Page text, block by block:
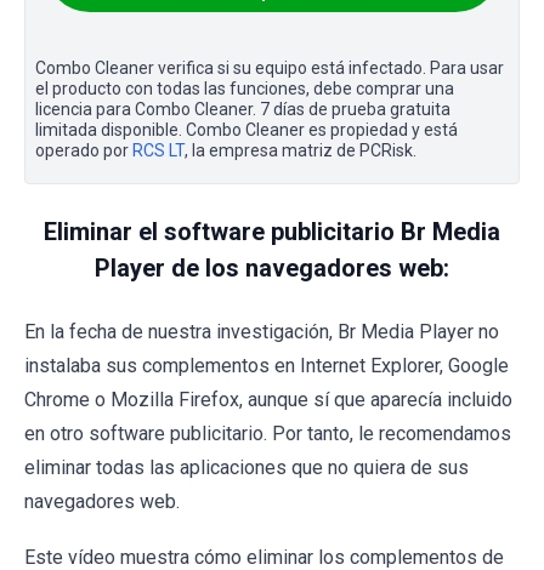
Combo Cleaner verifica si su equipo está infectado. Para usar
el producto con todas las funciones, debe comprar una
licencia para Combo Cleaner. 7 días de prueba gratuita
limitada disponible. Combo Cleaner es propiedad y está
operado por RCS LT, la empresa matriz de PCRisk.
Eliminar el software publicitario Br Media
Player de los navegadores web:
En la fecha de nuestra investigación, Br Media Player no
instalaba sus complementos en Internet Explorer, Google
Chrome o Mozilla Firefox, aunque sí que aparecía incluido
en otro software publicitario. Por tanto, le recomendamos
eliminar todas las aplicaciones que no quiera de sus
navegadores web.
Este vídeo muestra cómo eliminar los complementos de